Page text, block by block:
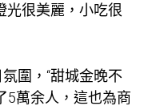
光很美麗，小吃很
圍，“甜城金晚不
5萬余人，這也為商